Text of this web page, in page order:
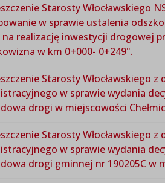
Starosty Włocławskiego
w sprawie ustalenia
realizację inwestycji drogowej
w km 0+000- 0+249".
Starosty Włocławskiego
w sprawie wydania
drogi w miejscowości
Starosty Włocławskiego
w sprawie wydania
drogi gminnej nr 190205C w